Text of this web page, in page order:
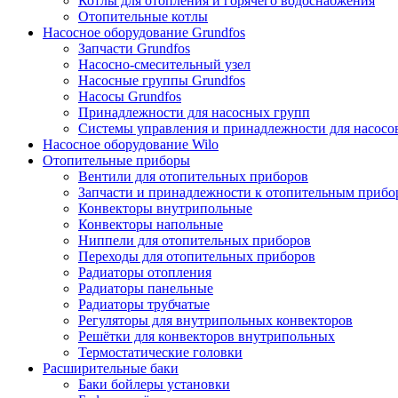
Отопительные котлы
Насосное оборудование Grundfos
Запчасти Grundfos
Насосно-смесительный узел
Насосные группы Grundfos
Насосы Grundfos
Принадлежности для насосных групп
Системы управления и принадлежности для
Насосное оборудование Wilo
Отопительные приборы
Вентили для отопительных приборов
Запчасти и принадлежности к отопительным
Конвекторы внутрипольные
Конвекторы напольные
Ниппели для отопительных приборов
Переходы для отопительных приборов
Радиаторы отопления
Радиаторы панельные
Радиаторы трубчатые
Регуляторы для внутрипольных конвекторов
Решётки для конвекторов внутрипольных
Термостатические головки
Расширительные баки
Баки бойлеры установки